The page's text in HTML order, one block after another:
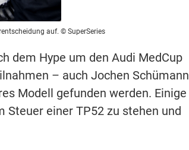
auf. © SuperSeries
dem Hype um den Audi MedCup
– auch Jochen Schümann
Modell gefunden werden. Einige
Steuer einer TP52 zu stehen und